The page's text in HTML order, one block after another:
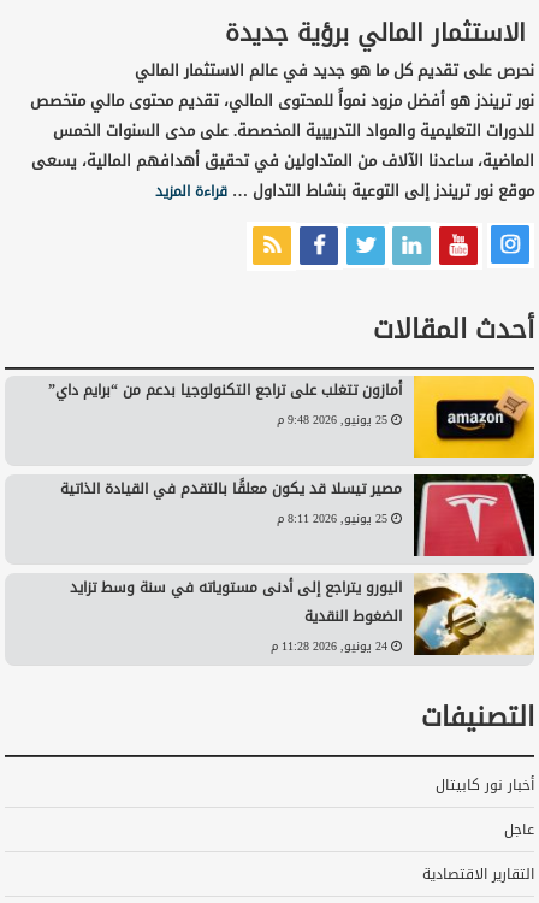
الاستثمار المالي برؤية جديدة
نحرص على تقديم كل ما هو جديد في عالم الاستثمار المالي
نور تريندز هو أفضل مزود نمواً للمحتوى المالي، تقديم محتوى مالي متخصص
للدورات التعليمية والمواد التدريبية المخصصة. على مدى السنوات الخمس
الماضية، ساعدنا الآلاف من المتداولين في تحقيق أهدافهم المالية، يسعى
موقع نور تريندز إلى التوعية بنشاط التداول …قراءة المزيد
أحدث المقالات
أمازون تتغلب على تراجع التكنولوجيا بدعم من “برايم داي”
25 يونيو, 2026 9:48 م
مصير تيسلا قد يكون معلقًا بالتقدم في القيادة الذاتية
25 يونيو, 2026 8:11 م
اليورو يتراجع إلى أدنى مستوياته في سنة وسط تزايد
الضغوط النقدية
24 يونيو, 2026 11:28 م
التصنيفات
أخبار نور كابيتال
عاجل
التقارير الاقتصادية